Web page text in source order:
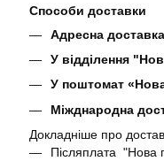
Способи доставки
Адресна
У відділення
У поштомат
Міжднародна
Докладніше про
Післяплата "Нова